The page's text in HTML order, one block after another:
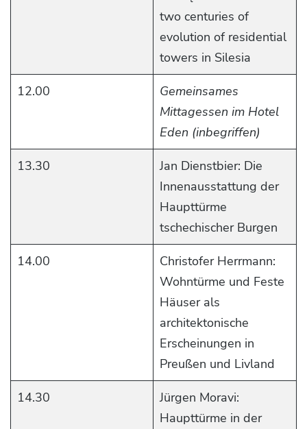
two centuries of
evolution of residential
towers in Silesia
12.00
Gemeinsames
Mittagessen im Hotel
Eden (inbegriffen)
13.30
Jan Dienstbier: Die
Innenausstattung der
Haupttürme
tschechischer Burgen
14.00
Christofer Herrmann:
Wohntürme und Feste
Häuser als
architektonische
Erscheinungen in
Preußen und Livland
14.30
Jürgen Moravi:
Haupttürme in der